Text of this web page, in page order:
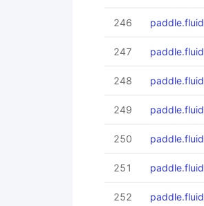
246
247
248
249
250
251
252